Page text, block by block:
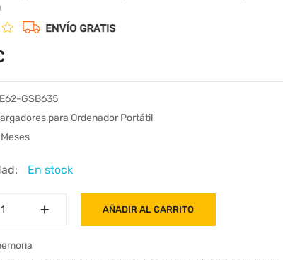
GSB635
para Ordenador Portátil
En stock
+
+ AÑADIR AL CARRITO